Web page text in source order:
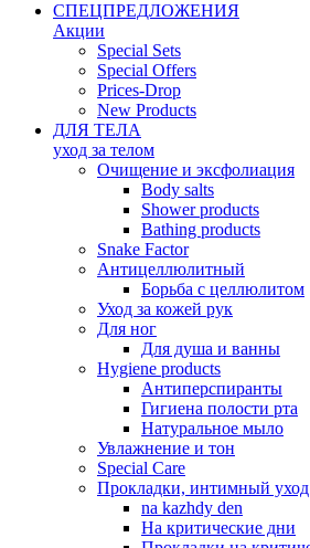
СПЕЦПРЕДЛОЖЕНИЯ
Акции
Special Sets
Special Offers
Prices-Drop
New Products
ДЛЯ ТЕЛА
уход за телом
Oчищение и эксфолиация
Body salts
Shower products
Bathing products
Snake Factor
Антицеллюлитный
Борьба с целлюлитом
Уход за кожей рук
Для ног
Для душа и ванны
Hygiene products
Антиперспиранты
Гигиена полости рта
Натуральное мыло
Увлажнение и тон
Special Care
Прокладки, интимный уход
na kazhdy den
На критические дни